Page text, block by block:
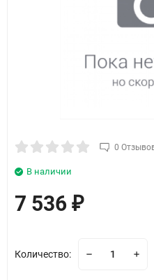
0
В наличии
7 536 ₽
Количество: